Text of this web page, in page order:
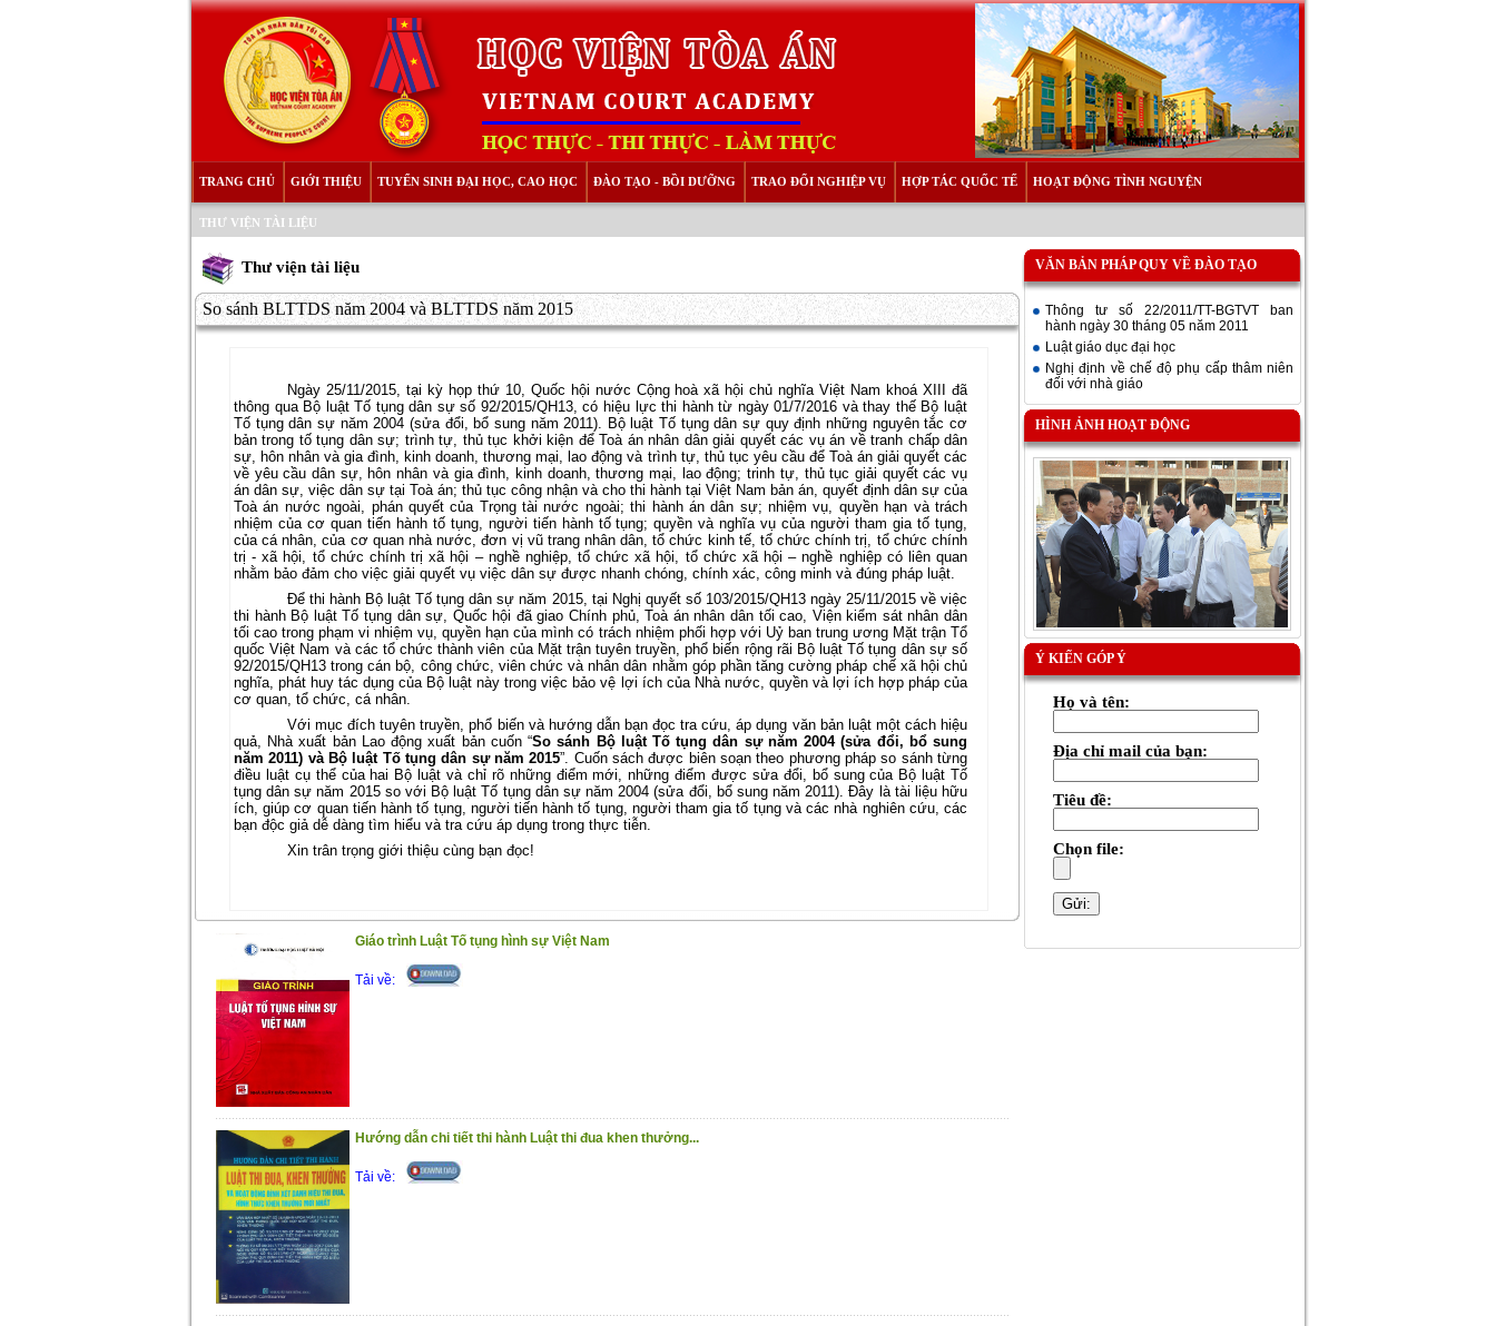
TRANG CHỦ GIỚI THIỆU TUYỂN SINH ĐẠI HỌC, CAO HỌC ĐÀO TẠO - BỒI DƯỠNG TRAO ĐỔI NGHIỆP VỤ HỢP TÁC QUỐC TẾ HOẠT ĐỘNG TÌNH NGUYỆN
THƯ VIỆN TÀI LIỆU
Thư viện tài liệu
So sánh BLTTDS năm 2004 và BLTTDS năm 2015
Ngày 25/11/2015, tại kỳ họp thứ 10, Quốc hội nước Cộng hoà xã hội chủ nghĩa Việt Nam khoá XIII đã
thông qua Bộ luật Tố tụng dân sự số 92/2015/QH13, có hiệu lực thi hành từ ngày 01/7/2016 và thay thế Bộ luật
Tố tụng dân sự năm 2004 (sửa đổi, bổ sung năm 2011). Bộ luật Tố tụng dân sự quy định những nguyên tắc cơ
bản trong tố tụng dân sự; trình tự, thủ tục khởi kiện để Toà án nhân dân giải quyết các vụ án về tranh chấp dân
sự, hôn nhân và gia đình, kinh doanh, thương mại, lao động và trình tự, thủ tục yêu cầu để Toà án giải quyết các
về yêu cầu dân sự, hôn nhân và gia đình, kinh doanh, thương mại, lao động; trinh tự, thủ tục giải quyết các vụ
án dân sự, việc dân sự tại Toà án; thủ tục công nhận và cho thi hành tại Việt Nam bản án, quyết định dân sự của
Toà án nước ngoài, phán quyết của Trọng tài nước ngoài; thi hành án dân sự; nhiệm vụ, quyền hạn và trách
nhiệm của cơ quan tiến hành tố tụng, người tiến hành tố tụng; quyền và nghĩa vụ của người tham gia tố tụng,
của cá nhân, của cơ quan nhà nước, đơn vị vũ trang nhân dân, tổ chức kinh tế, tổ chức chính trị, tổ chức chính
trị - xã hội, tổ chức chính trị xã hội – nghề nghiệp, tổ chức xã hội, tổ chức xã hội – nghề nghiệp có liên quan
nhằm bảo đảm cho việc giải quyết vụ việc dân sự được nhanh chóng, chính xác, công minh và đúng pháp luật.
Để thi hành Bộ luật Tố tụng dân sự năm 2015, tại Nghị quyết số 103/2015/QH13 ngày 25/11/2015 về việc
thi hành Bộ luật Tố tụng dân sự, Quốc hội đã giao Chính phủ, Toà án nhân dân tối cao, Viện kiểm sát nhân dân
tối cao trong phạm vi nhiệm vụ, quyền hạn của mình có trách nhiệm phối hợp với Uỷ ban trung ương Mặt trận Tổ
quốc Việt Nam và các tổ chức thành viên của Mặt trận tuyên truyền, phổ biến rộng rãi Bộ luật Tố tụng dân sự số
92/2015/QH13 trong cán bộ, công chức, viên chức và nhân dân nhằm góp phần tăng cường pháp chế xã hội chủ
nghĩa, phát huy tác dụng của Bộ luật này trong việc bảo vệ lợi ích của Nhà nước, quyền và lợi ích hợp pháp của
cơ quan, tổ chức, cá nhân.
Với mục đích tuyên truyền, phổ biến và hướng dẫn bạn đọc tra cứu, áp dụng văn bản luật một cách hiệu
quả, Nhà xuất bản Lao động xuất bản cuốn “So sánh Bộ luật Tố tụng dân sự năm 2004 (sửa đổi, bổ sung
năm 2011) và Bộ luật Tố tụng dân sự năm 2015”. Cuốn sách được biên soạn theo phương pháp so sánh từng
điều luật cụ thể của hai Bộ luật và chỉ rõ những điểm mới, những điểm được sửa đổi, bổ sung của Bộ luật Tố
tụng dân sự năm 2015 so với Bộ luật Tố tụng dân sự năm 2004 (sửa đổi, bổ sung năm 2011). Đây là tài liệu hữu
ích, giúp cơ quan tiến hành tố tụng, người tiến hành tố tụng, người tham gia tố tụng và các nhà nghiên cứu, các
bạn độc giả dễ dàng tìm hiểu và tra cứu áp dụng trong thực tiễn.
Xin trân trọng giới thiệu cùng bạn đọc!
Giáo trình Luật Tố tụng hình sự Việt Nam
Tải về:
Hướng dẫn chi tiết thi hành Luật thi đua khen thưởng...
Tải về:
VĂN BẢN PHÁP QUY VỀ ĐÀO TẠO
Thông tư số 22/2011/TT-BGTVT ban
hành ngày 30 tháng 05 năm 2011
Luật giáo dục đại học
Nghị định về chế độ phụ cấp thâm niên
đối với nhà giáo
HÌNH ẢNH HOẠT ĐỘNG
Ý KIẾN GÓP Ý
Họ và tên:
Địa chỉ mail của bạn:
Tiêu đề:
Chọn file: